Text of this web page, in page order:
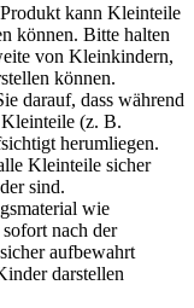
kann Kleinteile
können. Bitte halten
von Kleinkindern,
können.
darauf, dass während
(z. B.
herumliegen.
Kleinteile sicher
sind.
wie
nach der
aufbewahrt
darstellen